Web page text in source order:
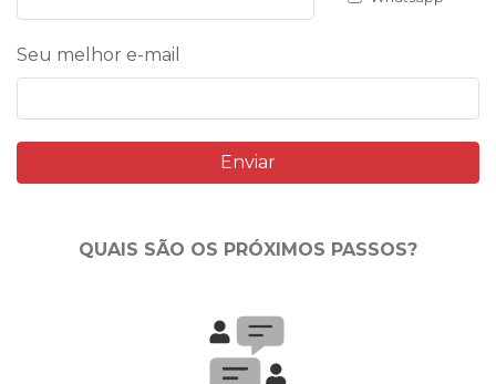
Seu melhor e-mail
Enviar
QUAIS SÃO OS PRÓXIMOS PASSOS?